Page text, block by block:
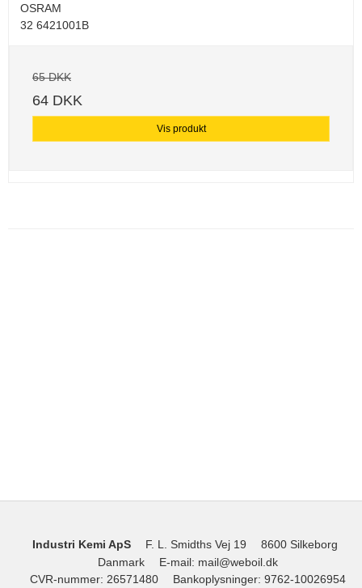
OSRAM
32 6421001B
65 DKK
64 DKK
Vis produkt
Industri Kemi ApS F. L. Smidths Vej 19
8600 Silkeborg
Danmark
E-mail: mail@weboil.dk
CVR-nummer: 26571480 Bankoplysninger: 9762-10026954